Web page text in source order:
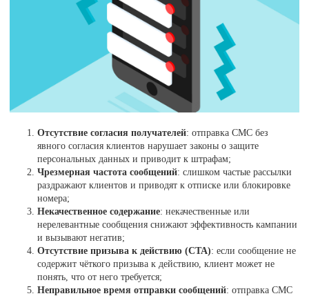
Отсутствие согласия получателей: отправка СМС без
явного согласия клиентов нарушает законы о защите
персональных данных и приводит к штрафам;
Чрезмерная частота сообщений: слишком частые рассылки
раздражают клиентов и приводят к отписке или блокировке
номера;
Некачественное содержание: некачественные или
нерелевантные сообщения снижают эффективность кампании
и вызывают негатив;
Отсутствие призыва к действию (CTA): если сообщение не
содержит чёткого призыва к действию, клиент может не
понять, что от него требуется;
Неправильное время отправки сообщений: отправка СМС